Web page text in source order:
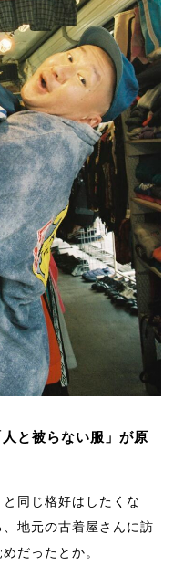
と被らない服」が原
同じ格好はしたくな
地元の古着屋さんに訪
だったとか。